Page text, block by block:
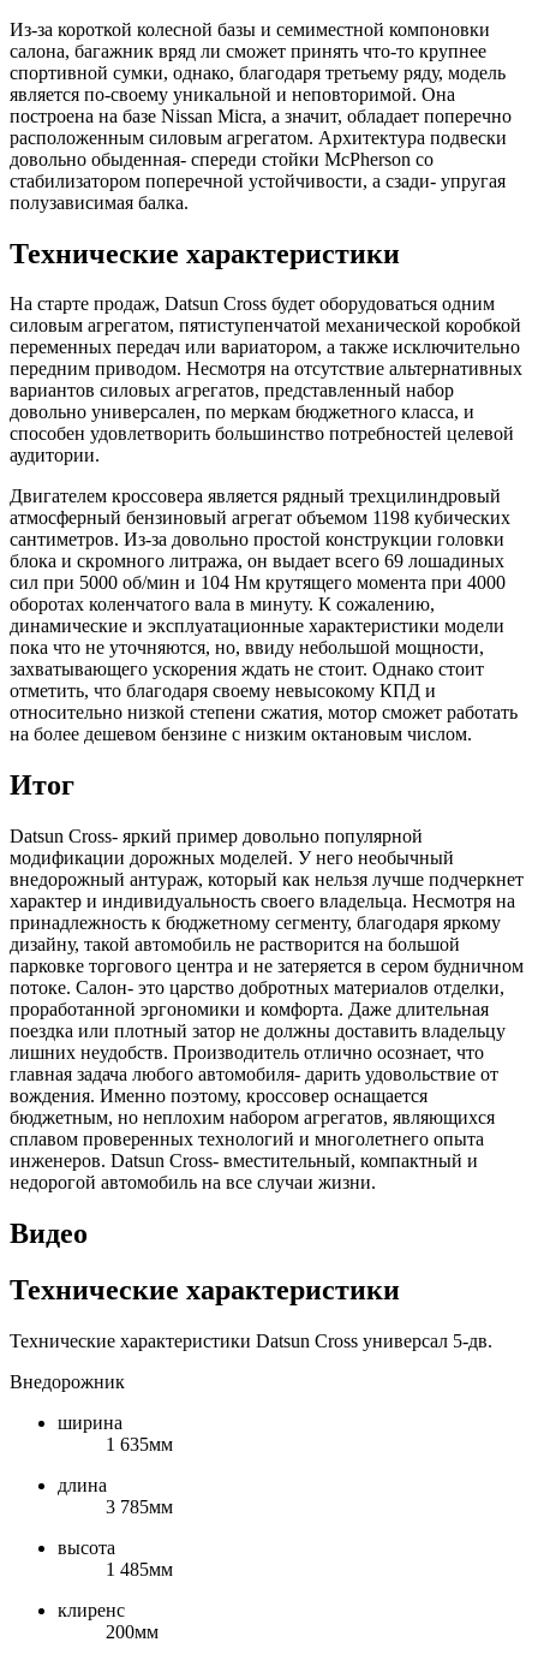
Из-за короткой колесной базы и семиместной компоновки
салона, багажник вряд ли сможет принять что-то крупнее
спортивной сумки, однако, благодаря третьему ряду, модель
является по-своему уникальной и неповторимой. Она
построена на базе Nissan Micra, а значит, обладает поперечно
расположенным силовым агрегатом. Архитектура подвески
довольно обыденная- спереди стойки McPherson со
стабилизатором поперечной устойчивости, а сзади- упругая
полузависимая балка.
Технические характеристики
На старте продаж, Datsun Cross будет оборудоваться одним
силовым агрегатом, пятиступенчатой механической коробкой
переменных передач или вариатором, а также исключительно
передним приводом. Несмотря на отсутствие альтернативных
вариантов силовых агрегатов, представленный набор
довольно универсален, по меркам бюджетного класса, и
способен удовлетворить большинство потребностей целевой
аудитории.
Двигателем кроссовера является рядный трехцилиндровый
атмосферный бензиновый агрегат объемом 1198 кубических
сантиметров. Из-за довольно простой конструкции головки
блока и скромного литража, он выдает всего 69 лошадиных
сил при 5000 об/мин и 104 Нм крутящего момента при 4000
оборотах коленчатого вала в минуту. К сожалению,
динамические и эксплуатационные характеристики модели
пока что не уточняются, но, ввиду небольшой мощности,
захватывающего ускорения ждать не стоит. Однако стоит
отметить, что благодаря своему невысокому КПД и
относительно низкой степени сжатия, мотор сможет работать
на более дешевом бензине с низким октановым числом.
Итог
Datsun Cross- яркий пример довольно популярной
модификации дорожных моделей. У него необычный
внедорожный антураж, который как нельзя лучше подчеркнет
характер и индивидуальность своего владельца. Несмотря на
принадлежность к бюджетному сегменту, благодаря яркому
дизайну, такой автомобиль не растворится на большой
парковке торгового центра и не затеряется в сером будничном
потоке. Салон- это царство добротных материалов отделки,
проработанной эргономики и комфорта. Даже длительная
поездка или плотный затор не должны доставить владельцу
лишних неудобств. Производитель отлично осознает, что
главная задача любого автомобиля- дарить удовольствие от
вождения. Именно поэтому, кроссовер оснащается
бюджетным, но неплохим набором агрегатов, являющихся
сплавом проверенных технологий и многолетнего опыта
инженеров. Datsun Cross- вместительный, компактный и
недорогой автомобиль на все случаи жизни.
Видео
Технические характеристики
Технические характеристики Datsun Cross универсал 5-дв.
Внедорожник
ширина
1 635мм
длина
3 785мм
высота
1 485мм
клиренс
200мм